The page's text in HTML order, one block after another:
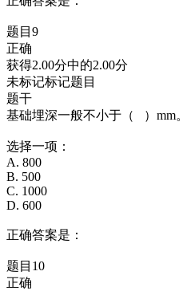
题目9
正确
获得2.00分中的2.00分
未标记标记题目
题干
基础埋深一般不小于（ ）mm。
选择一项：
A. 800
B. 500
C. 1000
D. 600
正确答案是：
题目10
正确